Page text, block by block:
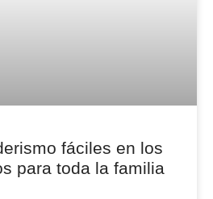
fáciles en los
para toda la familia